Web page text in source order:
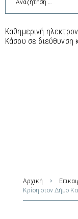
Καθημερινή
Κάσου σε διεύθυνση
Αρχική
Κρίση στον Δήμο